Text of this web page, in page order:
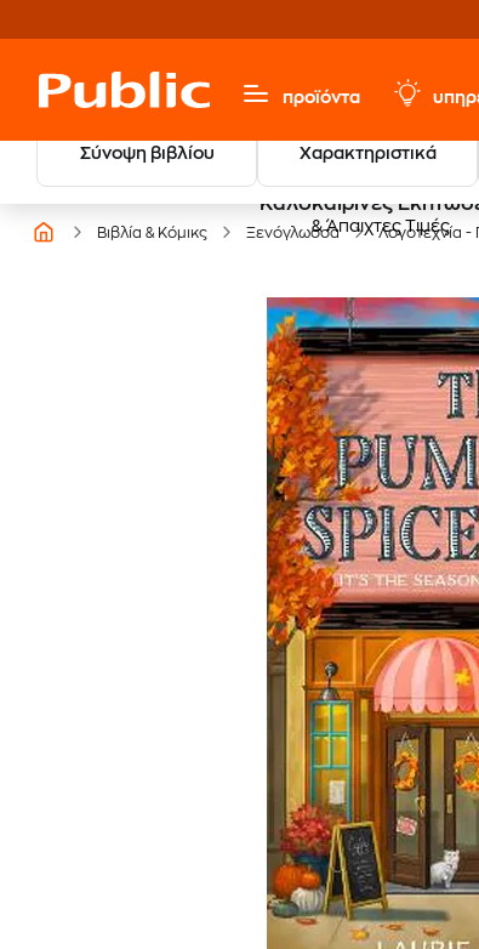
προϊόντα
Σύνοψη βιβλίου Χαρακτηριστικά
Καλοκαιρινές
& Άπαιχτες Τιμές
Βιβλία & Κόμικς Ξενόγλωσσα Λογοτεχνία -